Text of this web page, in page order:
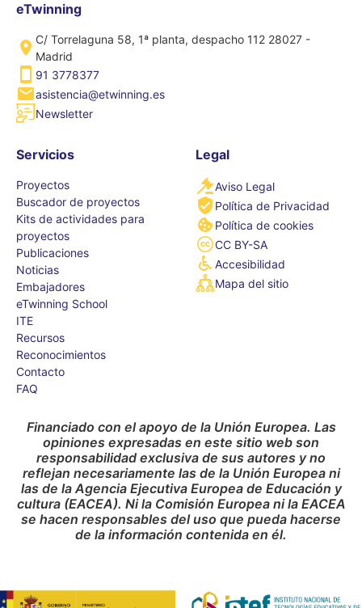
eTwinning
C/ Torrelaguna 58, 1ª planta, despacho 112 28027 -
Madrid
91 3778377
asistencia@etwinning.es
Newsletter
Servicios
Proyectos
Buscador de proyectos
Kits de actividades para
proyectos
Publicaciones
Noticias
Embajadores
eTwinning School
ITE
Recursos
Reconocimientos
Contacto
FAQ
Legal
Aviso Legal
Política de Privacidad
Política de cookies
CC BY-SA
Accesibilidad
Mapa del sitio
Financiado con el apoyo de la Unión Europea. Las
opiniones expresadas en este sitio web son
responsabilidad exclusiva de sus autores y no
reflejan necesariamente las de la Unión Europea ni
las de la Agencia Ejecutiva Europea de Educación y
cultura (EACEA). Ni la Comisión Europea ni la EACEA
se hacen responsables del uso que pueda hacerse
de la información contenida en él.